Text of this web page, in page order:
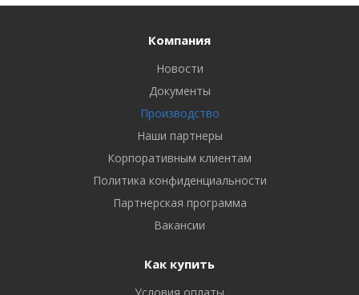
Компания
Новости
Документы
Производство
Наши партнеры
Корпоративным клиентам
Политика конфиденциальности
Партнерская программа
Вакансии
Как купить